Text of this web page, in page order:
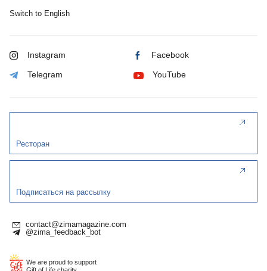
Switch to English
Instagram Facebook
Telegram YouTube
Ресторан
Подписаться на рассылку
contact@zimamagazine.com
@zima_feedback_bot
We are proud to support